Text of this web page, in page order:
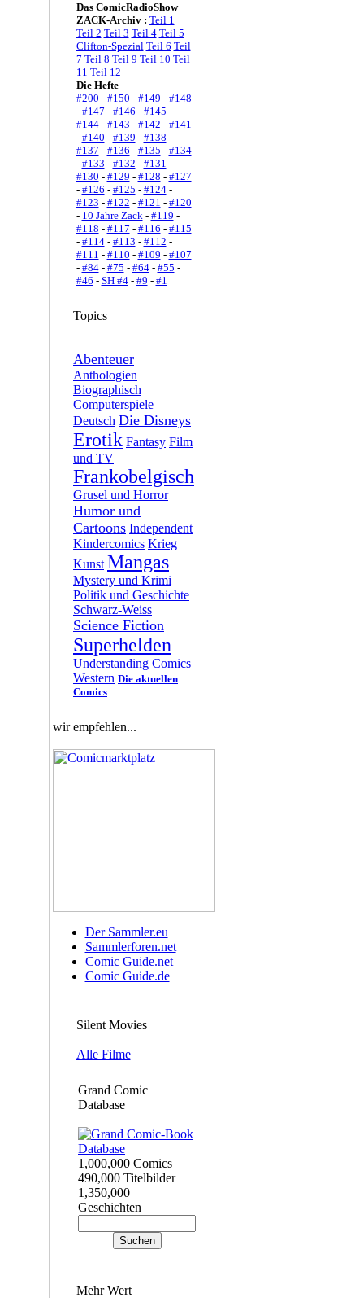
Das ComicRadioShow
ZACK-Archiv : Teil 1
Teil 2 Teil 3 Teil 4 Teil 5
Clifton-Spezial Teil 6 Teil
7 Teil 8 Teil 9 Teil 10 Teil
11 Teil 12
Die Hefte
#200 - #150 - #149 - #148
- #147 - #146 - #145 -
#144- #143 - #142 - #141
- #140 - #139 - #138 -
#137 - #136 - #135 - #134
- #133 - #132 - #131 -
#130 - #129 - #128 - #127
- #126 - #125 - #124-
#123 - #122 - #121 - #120
- 10 Jahre Zack- #119 -
#118 - #117 - #116 - #115
- #114- #113 - #112 -
#111 - #110 - #109 - #107
- #84- #75 - #64- #55 -
#46 - SH #4- #9 - #1
Topics
Abenteuer
Anthologien
Biographisch
Computerspiele
Deutsch Die Disneys
Erotik Fantasy Film
und TV
Frankobelgisch
Grusel und Horror
Humor und
Cartoons Independent
Kindercomics Krieg
Kunst Mangas
Mystery und Krimi
Politik und Geschichte
Schwarz-Weiss
Science Fiction
Superhelden
Understanding Comics
Western Die aktuellen
Comics
wir empfehlen...
Der Sammler.eu
Sammlerforen.net
Comic Guide.net
Comic Guide.de
Silent Movies
Alle Filme
Grand Comic
Database
1,000,000 Comics
490,000 Titelbilder
1,350,000
Geschichten
Mehr Wert